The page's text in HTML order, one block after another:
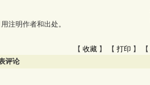
注明作者和出处。
【 收藏 】 【 打印 】 【
评论